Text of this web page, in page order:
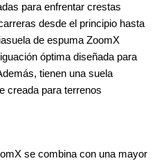
para enfrentar crestas
desde el principio hasta
de espuma ZoomX
óptima diseñada para
tienen una suela
creada para terrenos
se combina con una mayor